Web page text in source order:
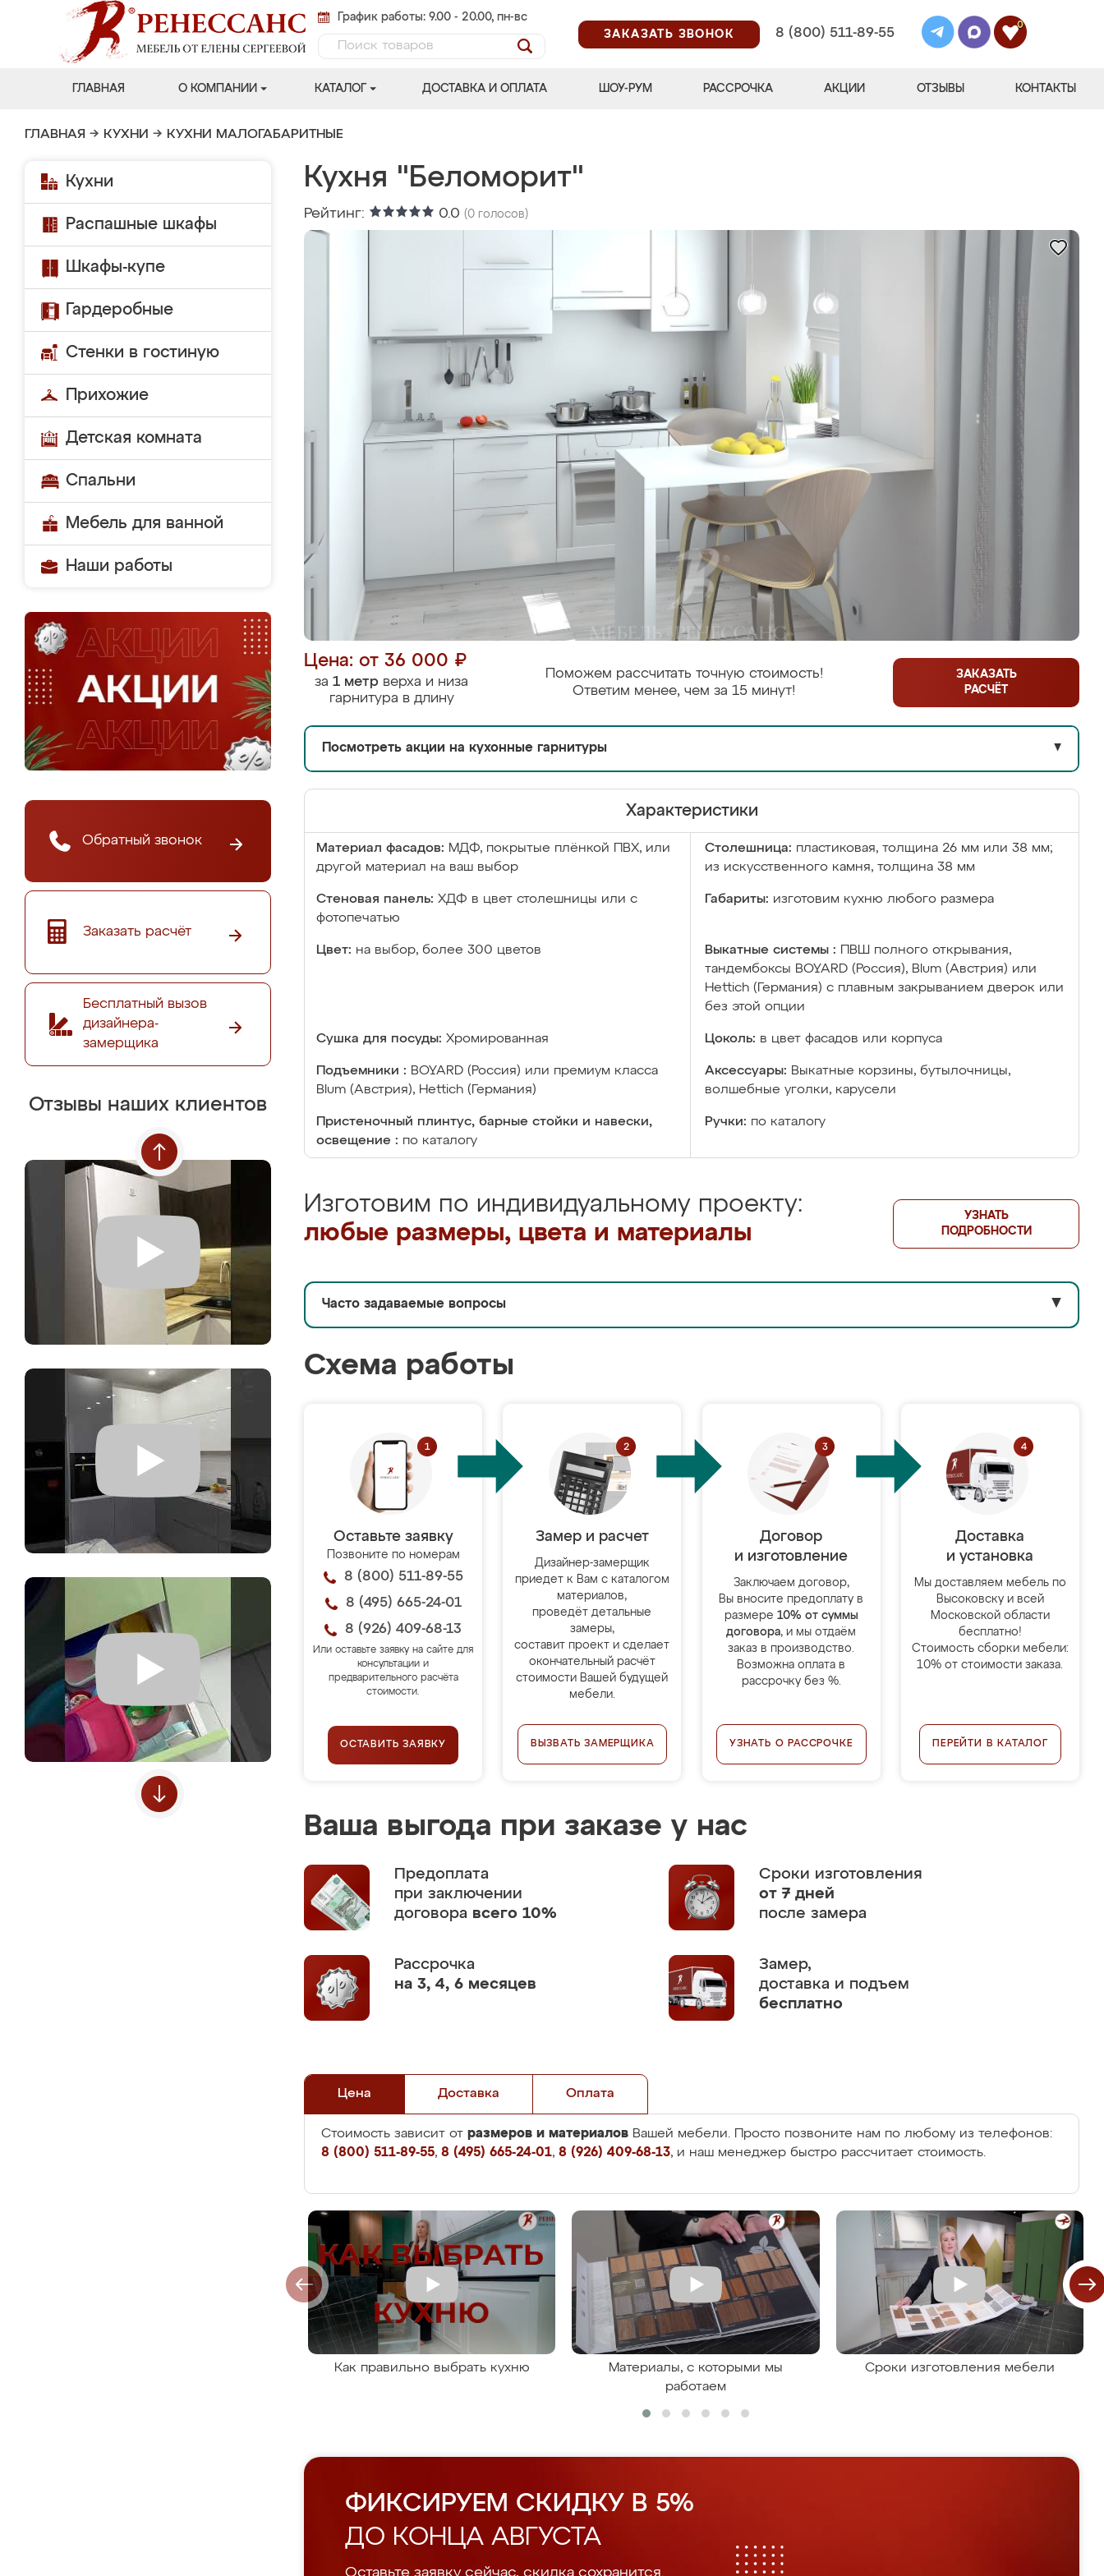
График работы: 9.00 - 20.00, пн-вс
ЗАКАЗАТЬ ЗВОНОК
8 (800) 511-89-55
0
ГЛАВНАЯ О КОМПАНИИ КАТАЛОГ ДОСТАВКА И ОПЛАТА ШОУ-РУМ РАССРОЧКА АКЦИИ ОТЗЫВЫ КОНТАКТЫ
ГЛАВНАЯ → КУХНИ → КУХНИ МАЛОГАБАРИТНЫЕ
Кухни
Распашные шкафы
Шкафы-купе
Гардеробные
Стенки в гостиную
Прихожие
Детская комната
Спальни
Мебель для ванной
Наши работы
Обратный звонок
Заказать расчёт
Бесплатный вызов
дизайнера-
замерщика
Отзывы наших клиентов
Кухня "Беломорит"
Рейтинг: 0.0 (0 голосов)
Цена: от 36 000 ₽
за 1 метр верха и низа
гарнитура в длину
Поможем рассчитать точную стоимость!
Ответим менее, чем за 15 минут!
ЗАКАЗАТЬ
РАСЧЁТ
Посмотреть акции на кухонные гарнитуры ▼
Характеристики
Материал фасадов: МДФ, покрытые плёнкой ПВХ, или
другой материал на ваш выбор
Столешница: пластиковая, толщина 26 мм или 38 мм;
из искусственного камня, толщина 38 мм
Стеновая панель: ХДФ в цвет столешницы или с
фотопечатью
Габариты: изготовим кухню любого размера
Цвет: на выбор, более 300 цветов Выкатные системы :
ПВШ полного открывания,
тандембоксы BOYARD (Россия), Blum (Австрия) или
Hettich (Германия) с плавным закрыванием дверок или
без этой опции
Сушка для посуды: Хромированная Цоколь: в цвет фасадов или корпуса
Подъемники : BOYARD (Россия) или премиум класса
Blum (Австрия), Hettich (Германия)
Аксессуары: Выкатные корзины, бутылочницы,
волшебные уголки, карусели
Пристеночный плинтус, барные стойки и навески,
освещение : по каталогу
Ручки: по каталогу
Изготовим по индивидуальному проекту:
любые размеры, цвета и материалы
УЗНАТЬ
ПОДРОБНОСТИ
Часто задаваемые вопросы ▼
Схема работы
Оставьте заявку
Позвоните по номерам
8 (800) 511-89-55
8 (495) 665-24-01
8 (926) 409-68-13
Или оставьте заявку на сайте для
консультации и
предварительного расчёта
стоимости.
ОСТАВИТЬ ЗАЯВКУ
Замер и расчет
Дизайнер-замерщик
приедет к Вам с каталогом
материалов,
проведёт детальные
замеры,
составит проект и сделает
окончательный расчёт
стоимости Вашей будущей
мебели.
ВЫЗВАТЬ ЗАМЕРЩИКА
Договор
и изготовление
Заключаем договор,
Вы вносите предоплату в
размере 10% от суммы
договора, и мы отдаём
заказ в производство.
Возможна оплата в
рассрочку без %.
УЗНАТЬ О РАССРОЧКЕ
Доставка
и установка
Мы доставляем мебель по
Высоковску и всей
Московской области
бесплатно!
Стоимость сборки мебели:
10% от стоимости заказа.
ПЕРЕЙТИ В КАТАЛОГ
Ваша выгода при заказе у нас
Предоплата
при заключении
договора всего 10%
Сроки изготовления
от 7 дней
после замера
Рассрочка
на 3, 4, 6 месяцев
Замер,
доставка и подъем
бесплатно
Цена Доставка Оплата
Стоимость зависит от размеров и материалов Вашей мебели. Просто позвоните нам по любому из телефонов:
8 (800) 511-89-55, 8 (495) 665-24-01, 8 (926) 409-68-13, и наш менеджер быстро рассчитает стоимость.
Как правильно выбрать кухню
Материалы, с которыми мы
работаем
Сроки изготовления мебели
ФИКСИРУЕМ СКИДКУ В 5%
ДО КОНЦА АВГУСТА
Оставьте заявку сейчас, скидка сохранится.